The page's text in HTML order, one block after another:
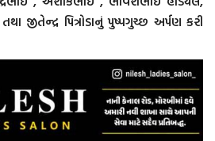
જીતેન્દ્ર પિત્રોડાનું પુષ્પગુચ્છ અર્પણ કરી